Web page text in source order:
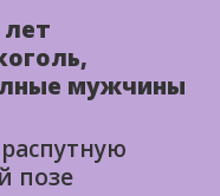
лет
мужчины
позе